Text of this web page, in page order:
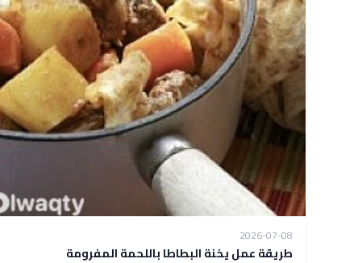
2026-07-08
طريقة عمل يخنة البطاطا باللحمة المفرومة